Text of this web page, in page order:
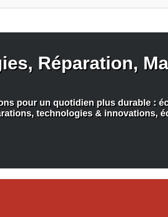
Réparation,
pour un quotidien plus durable :
technologies & innovations,